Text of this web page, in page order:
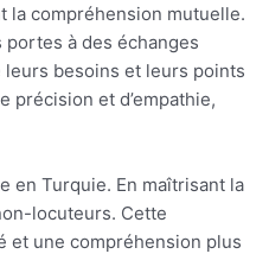
la compréhension mutuelle.
à des échanges
besoins et leurs points
et d’empathie,
en Turquie. En maîtrisant la
locuteurs. Cette
et une compréhension plus